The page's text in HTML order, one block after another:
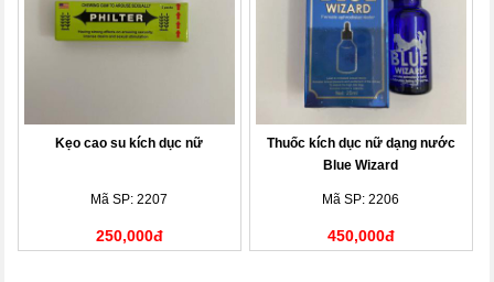
Kẹo cao su kích dục nữ
Mã SP: 2207
250,000đ
Thuốc kích dục nữ dạng nước
Blue Wizard
Mã SP: 2206
450,000đ